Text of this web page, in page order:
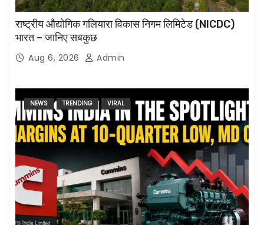
राष्ट्रीय औद्योगिक गलियारा विकास निगम लिमिटेड (NICDC)
भारत – जानिए सबकुछ
Aug 6, 2026 Admin
NEWS TRENDING VIRAL